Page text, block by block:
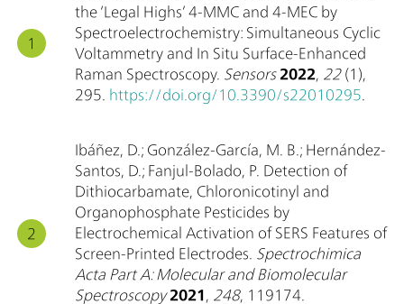
the ‘Legal Highs’ 4-MMC and 4-MEC by
Spectroelectrochemistry: Simultaneous Cyclic
Voltammetry and In Situ Surface-Enhanced
Raman Spectroscopy.
Sensors 2022, 22(1),
295.
https://doi.org/10.3390/s22010295
Ibáñez, D.; González-García, M. B.; Hernández-
Santos, D.; Fanjul-Bolado, P. Detection of
Dithiocarbamate, Chloronicotinyl and
Organophosphate Pesticides by
Electrochemical Activation of SERS Features of
Screen-Printed Electrodes.
Spectrochimica
Acta Part A: Molecular and Biomolecular
Spectroscopy 2021 , 248, 119174.